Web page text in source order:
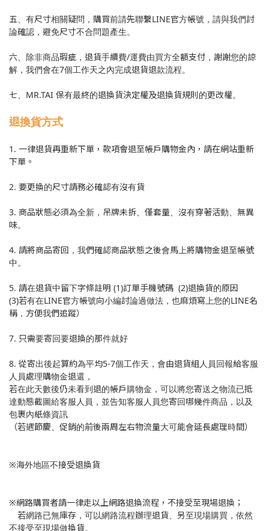
五、有尺寸相關疑問，購買前請先聯繫LINE官方帳號，請與我們討
論確認，避免尺寸不合問題產生。
六、除非商品瑕疵，退貨手續費/運費由買方全額支付，謝謝您的諒
解，我們會在7個工作天之內完成退貨退款流程。
七、MR.TAI 保有最終的退換貨決定權及退換貨規則的更改權。
退換貨方式
1. 一律退貨再重新下單，款項會退至帳戶購物金內，請在網站重新
下單。
2. 要更換的尺寸請務必確認有沒有貨
3. 商品狀態必須為全新，吊牌未拆、僅套量、沒有穿著活動、無異
味。
4. 請將商品寄回，我們確認商品狀態之後會馬上將購物金退至帳號
中。
5. 請在退貨中留下字條註明 (1)訂單手機號碼 (2)退換貨的原因
(3)若有在LINE官方帳號向小編討論過做法，也麻煩寫上您的LINE名
稱，方便我們追蹤）
7. 只需要寄回要退換的那件就好
8. 從寄出後起算約為平均5-7個工作天，會由退貨組人員回報給客服
人員處理購物金退還，
若在此天數後仍未看到退的帳戶購物金，可以將您寄送之物流已抵
達動態截圖給客服人員，並告知客服人員您寄回哪幾件商品，以及
包裹內紙條資訊
（若遇節慶、促銷的前後兩周左右物流量大可能會延長處理時間）
※海外地區不接受退換貨
※網路購買者請一律走以上網路退換流程，不接受至現場退換；
若網路已無庫存，可以網路流程辦理退貨、另至現場購買，依然
不接受至現場做換貨。